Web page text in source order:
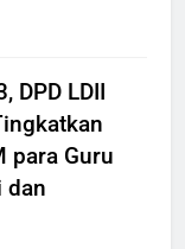
DPD LDII
para Guru
dan